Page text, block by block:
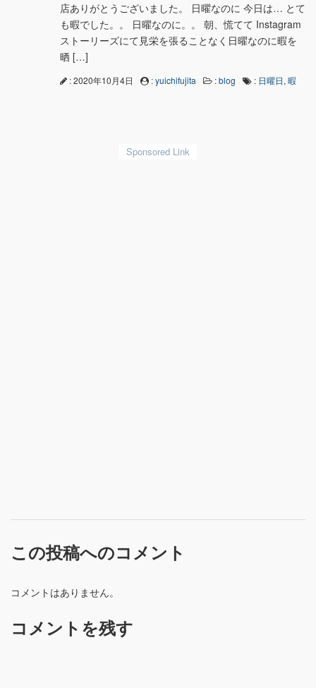
店ありがとうございました。 日曜なのに 今日は… とて
も暇でした。。 日曜なのに。。 朝、慌てて Instagram
ストーリーズにて見栄を張ることなく日曜なのに暇を
晒 […]
: 2020年10月4日 :yuichifujita :blog : 日曜日, 暇
この投稿へのコメント
コメントはありません。
コメントを残す